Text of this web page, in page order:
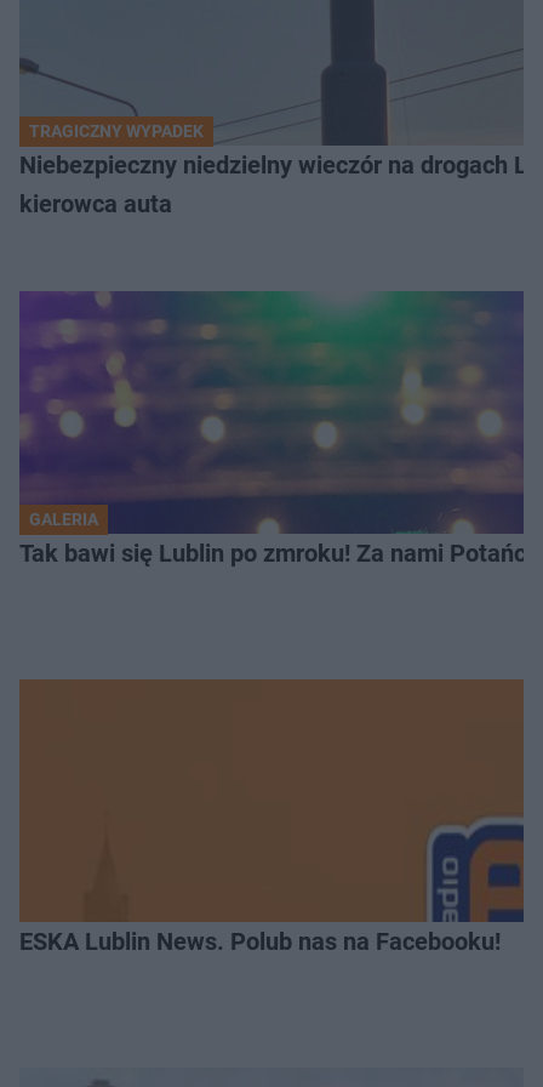
TRAGICZNY WYPADEK
Niebezpieczny niedzielny wieczór na drogach
kierowca auta
GALERIA
Tak bawi się Lublin po zmroku! Za nami
ESKA Lublin News. Polub nas na Facebooku!